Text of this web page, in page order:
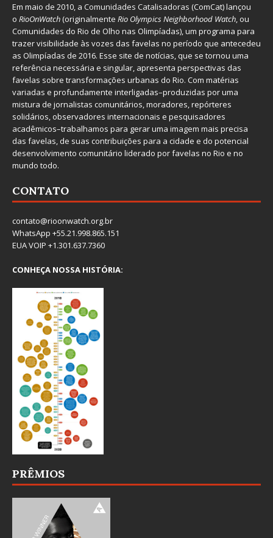
Em maio de 2010, a Comunidades Catalisadoras (ComCat) lançou
o RioOnWatch(originalmente Rio Olympics Neighborhood Watch, ou
Comunidades do Rio de Olho nas Olimpíadas), um programa para
trazer visibilidade às vozes das favelas no período que antecedeu
as Olimpíadas de 2016. Esse site de notícias, que se tornou uma
referência necessária e singular, apresenta perspectivas das
favelas sobre transformações urbanas do Rio. Com matérias
variadas e profundamente interligadas–produzidas por uma
mistura de jornalistas comunitários, moradores, repórteres
solidários, observadores internacionais e pesquisadores
acadêmicos–trabalhamos para gerar uma imagem mais precisa
das favelas, de suas contribuições para a cidade e do potencial
desenvolvimento comunitário liderado por favelas no Rio e no
mundo todo.
CONTATO
contato@rioonwatch.org.br
WhatsApp +55.21.998.865.151
EUA VOIP +1.301.637.7360
CONHEÇA NOSSA HISTÓRIA:
PRÊMIOS